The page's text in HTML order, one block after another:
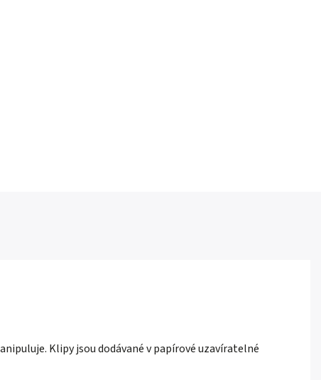
Klipy jsou dodávané v papírové uzavíratelné